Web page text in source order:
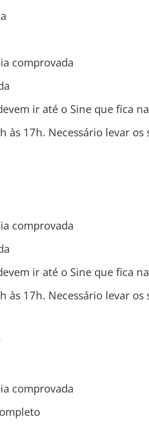
comprovada
ir até o Sine que fica
às 17h. Necessário levar os
comprovada
ir até o Sine que fica
às 17h. Necessário levar os
comprovada